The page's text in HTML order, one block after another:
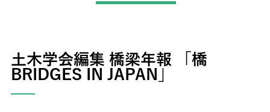
土木学会編集 橋梁年報 「橋
BRIDGES IN JAPAN」